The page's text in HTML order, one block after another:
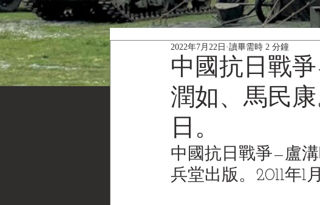
中國抗日戰
潤如、馬民康
日。
2022年7月22日 讀畢需時 2 分鐘
中國抗日戰爭—盧
兵堂出版。2011年1